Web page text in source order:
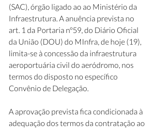
(SAC), órgão ligado ao ao Ministério da
Infraestrutura. A anuência prevista no
art. 1 da Portaria n°59, do Diário Oficial
da União (DOU) do MInfra, de hoje (19),
limita-se à concessão da infraestrutura
aeroportuária civil do aeródromo, nos
termos do disposto no específico
Convênio de Delegação.
A aprovação prevista fica condicionada à
adequação dos termos da contratação ao